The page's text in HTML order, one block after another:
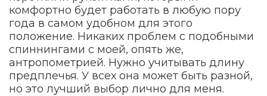
комфортно будет работать в любую пору
года в самом удобном для этого
положение. Никаких проблем с подобными
спиннингами с моей, опять же,
антропометрией. Нужно учитывать длину
предплечья. У всех она может быть разной,
но это лучший выбор лично для меня.